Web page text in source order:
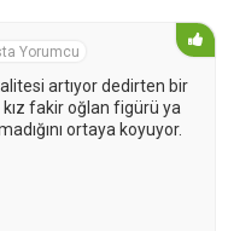
Yorumcu
artıyor dedirten bir
fakir oğlan figürü ya
ortaya koyuyor.